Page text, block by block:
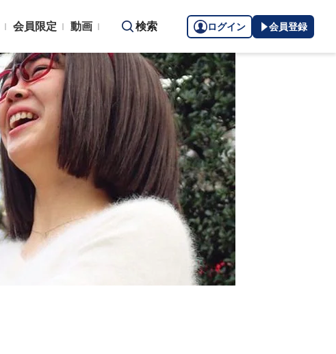
会員限定 動画 検索 ログイン 会員登録